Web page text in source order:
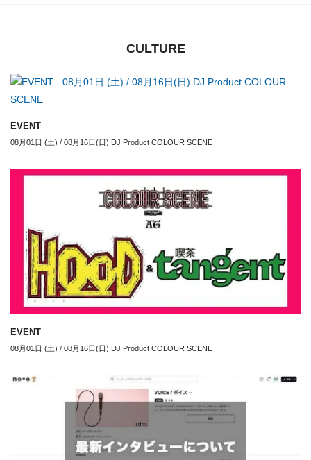
CULTURE
EVENT
08月01日 (土) / 08月16日(日) DJ Product COLOUR SCENE
EVENT
08月01日 (土) / 08月16日(日) DJ Product COLOUR SCENE